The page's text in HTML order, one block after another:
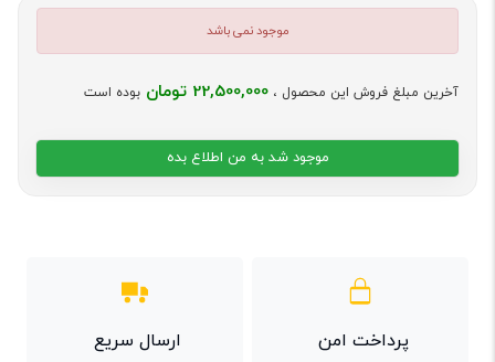
موجود نمی باشد
آخرین مبلغ فروش این محصول ، 22,500,000 تومان بوده است
موجود شد به من اطلاع بده
پرداخت امن ارسال سریع